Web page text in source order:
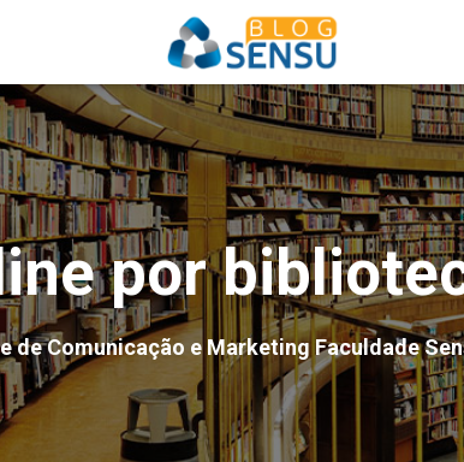
por
de Comunicação e Marketing Faculdade